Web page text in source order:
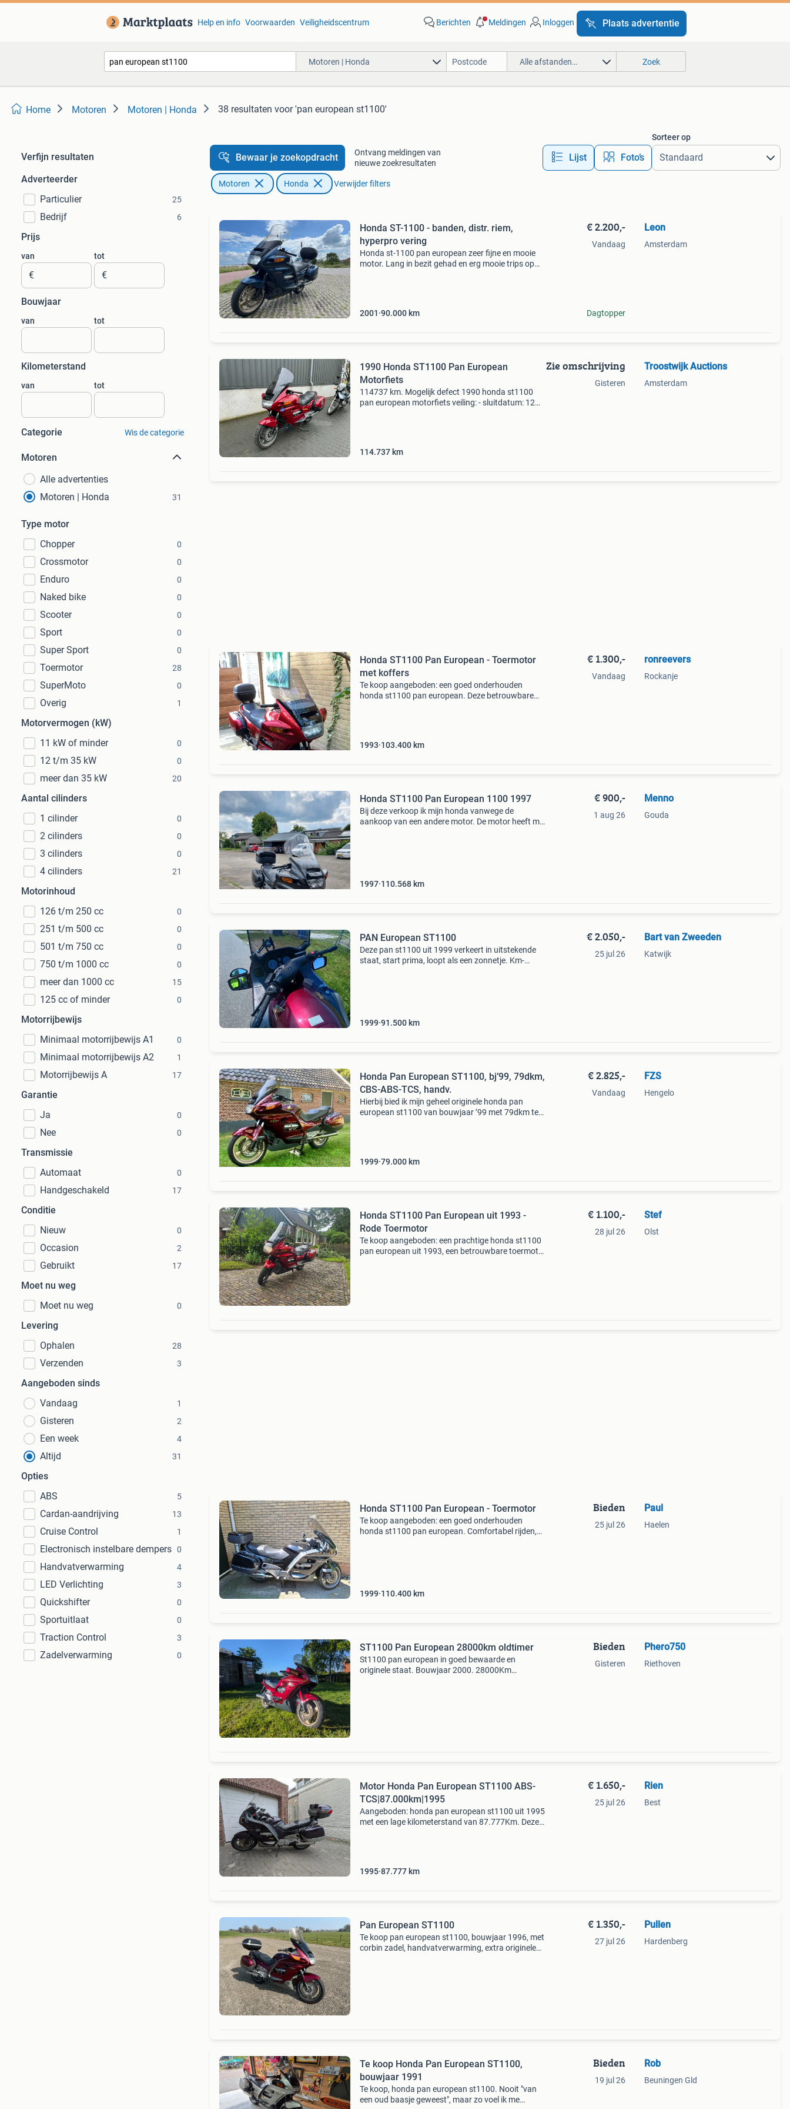
Help en info Voorwaarden Veiligheidscentrum Berichten Meldingen Inloggen Plaats advertentie
Motoren | Honda Alle afstanden… Zoek
Home Motoren Motoren | Honda 38 resultaten voor 'pan european st1100'
Verfijn resultaten
Adverteerder
Particulier
25
Bedrijf 6
Prijs
van
€
tot
€
Bouwjaar
van tot
Kilometerstand
van tot
Categorie Wis de categorie
Motoren
Alle advertenties
Motoren | Honda
31
Type motor
Chopper
0
Crossmotor 0
Enduro 0
Naked bike 0
Scooter 0
Sport 0
Super Sport 0
Toermotor 28
SuperMoto 0
Overig 1
Motorvermogen (kW)
11 kW of minder
0
12 t/m 35 kW 0
meer dan 35 kW 20
Aantal cilinders
1 cilinder
0
2 cilinders 0
3 cilinders 0
4 cilinders 21
Motorinhoud
126 t/m 250 cc
0
251 t/m 500 cc 0
501 t/m 750 cc 0
750 t/m 1000 cc 0
meer dan 1000 cc 15
125 cc of minder 0
Motorrijbewijs
Minimaal motorrijbewijs A1
0
Minimaal motorrijbewijs A2 1
Motorrijbewijs A 17
Garantie
Ja
0
Nee 0
Transmissie
Automaat
0
Handgeschakeld 17
Conditie
Nieuw
0
Occasion 2
Gebruikt 17
Moet nu weg
Moet nu weg
0
Levering
Ophalen
28
Verzenden 3
Aangeboden sinds
Vandaag
1
Gisteren 2
Een week 4
Altijd 31
Opties
ABS
5
Cardan-aandrijving 13
Cruise Control 1
Electronisch instelbare dempers 0
Handvatverwarming 4
LED Verlichting 3
Quickshifter 0
Sportuitlaat 0
Traction Control 3
Zadelverwarming 0
Bewaar je zoekopdracht
Ontvang meldingen van
nieuwe zoekresultaten
Lijst Foto’s
Sorteer op
Motoren Honda Verwijder filters
Honda ST-1100 - banden, distr. riem,
hyperpro vering
Honda st-1100 pan european zeer fijne en mooie
motor. Lang in bezit gehad en erg mooie trips op
2001 90.000 km
€ 2.200,-
Vandaag
Dagtopper
Leon
Amsterdam
1990 Honda ST1100 Pan European
Motorfiets
114737 km. Mogelijk defect 1990 honda st1100
pan european motorfiets veiling: - sluitdatum: 12
114.737 km
Zie omschrijving
Gisteren
Troostwijk Auctions
Amsterdam
Honda ST1100 Pan European - Toermotor
met koffers
Te koop aangeboden: een goed onderhouden
honda st1100 pan european. Deze betrouwbare
1993 103.400 km
€ 1.300,-
Vandaag
ronreevers
Rockanje
Honda ST1100 Pan European 1100 1997
Bij deze verkoop ik mijn honda vanwege de
aankoop van een andere motor. De motor heeft mij
1997 110.568 km
€ 900,-
1 aug 26
Menno
Gouda
PAN European ST1100
Deze pan st1100 uit 1999 verkeert in uitstekende
staat, start prima, loopt als een zonnetje. Km-
1999 91.500 km
€ 2.050,-
25 jul 26
Bart van Zweeden
Katwijk
Honda Pan European ST1100, bj’99, 79dkm,
CBS-ABS-TCS, handv.
Hierbij bied ik mijn geheel originele honda pan
european st1100 van bouwjaar ’99 met 79dkm te
1999 79.000 km
€ 2.825,-
Vandaag
FZS
Hengelo
Honda ST1100 Pan European uit 1993 -
Rode Toermotor
Te koop aangeboden: een prachtige honda st1100
pan european uit 1993, een betrouwbare toermotor
€ 1.100,-
28 jul 26
Stef
Olst
Honda ST1100 Pan European - Toermotor
Te koop aangeboden: een goed onderhouden
honda st1100 pan european. Comfortabel rijden,
1999 110.400 km
Bieden
25 jul 26
Paul
Haelen
ST1100 Pan European 28000km oldtimer
St1100 pan european in goed bewaarde en
originele staat. Bouwjaar 2000. 28000Km
Bieden
Gisteren
Phero750
Riethoven
Motor Honda Pan European ST1100 ABS-
TCS|87.000km|1995
Aangeboden: honda pan european st1100 uit 1995
met een lage kilometerstand van 87.777Km. Deze
1995 87.777 km
€ 1.650,-
25 jul 26
Rien
Best
Pan European ST1100
Te koop pan european st1100, bouwjaar 1996, met
corbin zadel, handvatverwarming, extra originele
€ 1.350,-
27 jul 26
Pullen
Hardenberg
Te koop Honda Pan European ST1100,
bouwjaar 1991
Te koop, honda pan european st1100. Nooit "van
een oud baasje geweest", maar zo voel ik me
Bieden
19 jul 26
Rob
Beuningen Gld